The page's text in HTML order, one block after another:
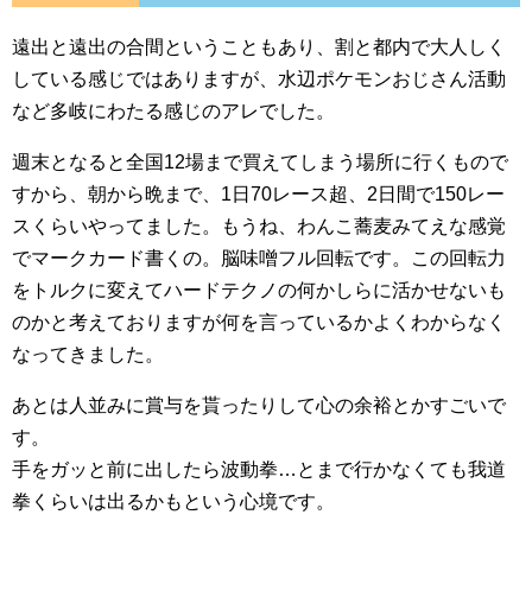
遠出と遠出の合間ということもあり、割と都内で大人しく
している感じではありますが、水辺ポケモンおじさん活動
など多岐にわたる感じのアレでした。
週末となると全国12場まで買えてしまう場所に行くもので
すから、朝から晩まで、1日70レース超、2日間で150レー
スくらいやってました。もうね、わんこ蕎麦みてえな感覚
でマークカード書くの。脳味噌フル回転です。この回転力
をトルクに変えてハードテクノの何かしらに活かせないも
のかと考えておりますが何を言っているかよくわからなく
なってきました。
あとは人並みに賞与を貰ったりして心の余裕とかすごいで
す。
手をガッと前に出したら波動拳…とまで行かなくても我道
拳くらいは出るかもという心境です。